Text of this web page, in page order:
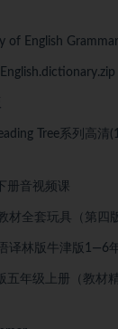
of English
Tree系列高清
册音视频课
材全套玩具（第四
译林版牛津版1—6
五年级上册（教材